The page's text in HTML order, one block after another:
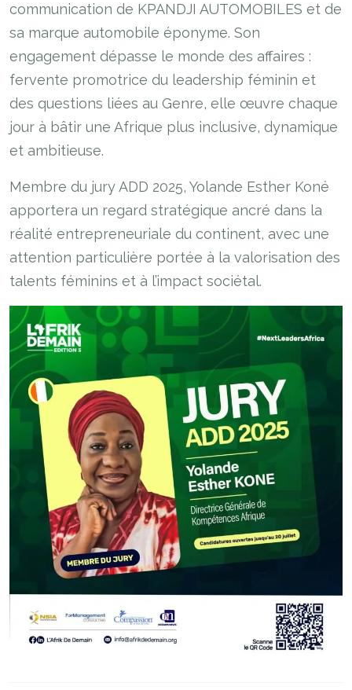
communication de KPANDJI AUTOMOBILES et de
sa marque automobile éponyme. Son
engagement dépasse le monde des affaires :
fervente promotrice du leadership féminin et
des questions liées au Genre, elle œuvre chaque
jour à bâtir une Afrique plus inclusive, dynamique
et ambitieuse.
Membre du jury ADD 2025, Yolande Esther Koné
apportera un regard stratégique ancré dans la
réalité entrepreneuriale du continent, avec une
attention particulière portée à la valorisation des
talents féminins et à l’impact sociétal.